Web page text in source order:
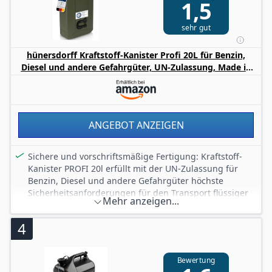
1,5
sehr gut
hünersdorff Kraftstoff-Kanister Profi 20L für Benzin,
Diesel und andere Gefahrgüter, UN-Zulassung, Made in
Germany, TÜV-geprüfte Produktion, oliv
ANGEBOT ANZEIGEN
Sichere und vorschriftsmäßige Fertigung: Kraftstoff-
Kanister PROFI 20l erfüllt mit der UN-Zulassung für
Benzin, Diesel und andere Gefahrgüter höchste
Sicherheitsanforderungen für den Transport flüssiger
Güter. Hält absolut dicht
Praktische und geschützte Handhabung: Mit im
unverlierbarer Kinder-Sicherheitsverschraubung. 20l
platzsparend stapelbar und passend in
Kanisterhalterung
Mehr anzeigen...
4
Bewertung